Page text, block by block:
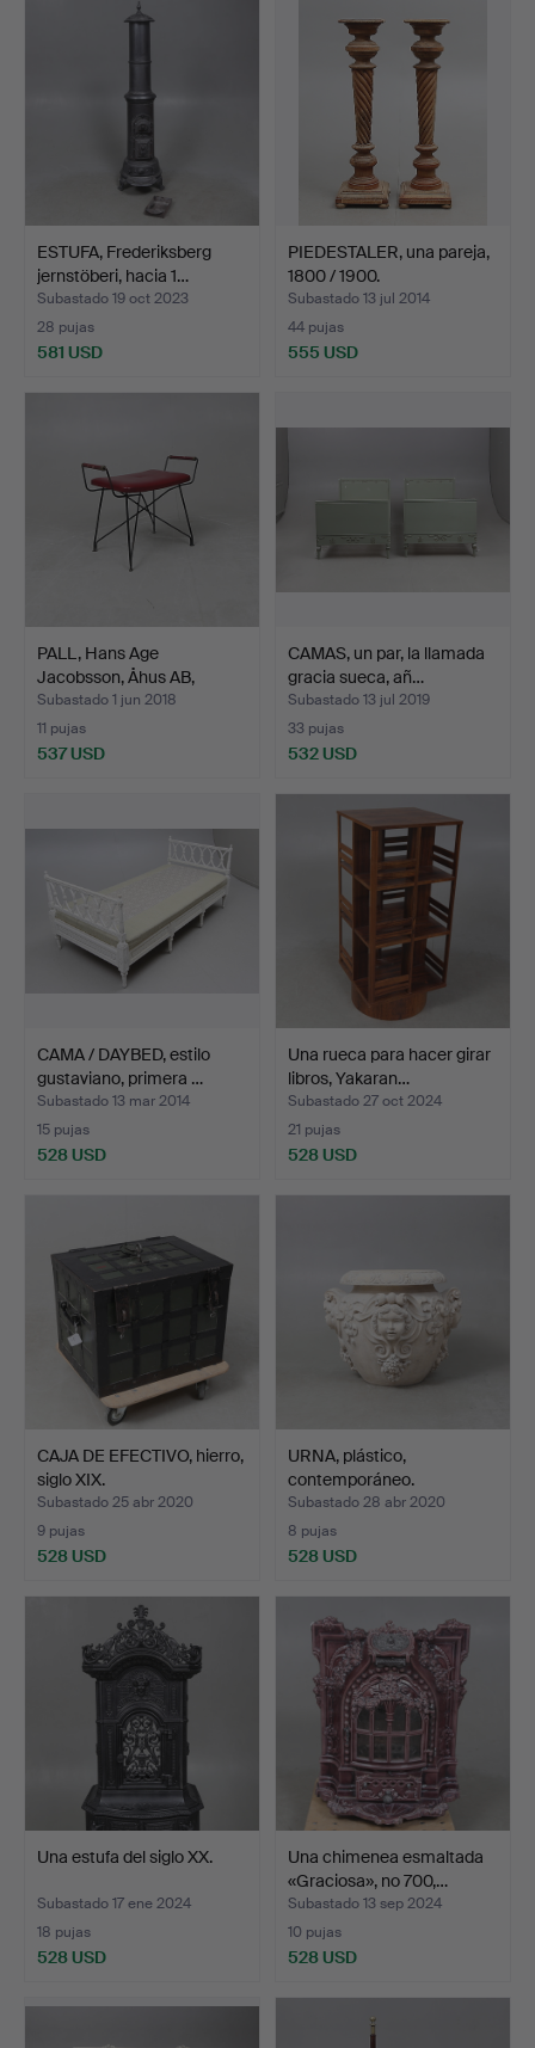
ESTUFA, Frederiksberg
jernstöberi, hacia 1…
Subastado 19 oct 2023
28 pujas
581 USD
PIEDESTALER, una pareja,
1800 / 1900.
Subastado 13 jul 2014
44 pujas
555 USD
PALL, Hans Age
Jacobsson, Åhus AB,
mediado…
Subastado 1 jun 2018
11 pujas
537 USD
CAMAS, un par, la llamada
gracia sueca, añ…
Subastado 13 jul 2019
33 pujas
532 USD
CAMA / DAYBED, estilo
gustaviano, primera …
Subastado 13 mar 2014
15 pujas
528 USD
Una rueca para hacer girar
libros, Yakaran…
Subastado 27 oct 2024
21 pujas
528 USD
CAJA DE EFECTIVO, hierro,
siglo XIX.
Subastado 25 abr 2020
9 pujas
528 USD
URNA, plástico,
contemporáneo.
Subastado 28 abr 2020
8 pujas
528 USD
Una estufa del siglo XX.
Subastado 17 ene 2024
18 pujas
528 USD
Una chimenea esmaltada
«Graciosa», no 700,…
Subastado 13 sep 2024
10 pujas
528 USD